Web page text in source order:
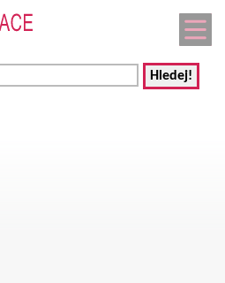
Hledej!